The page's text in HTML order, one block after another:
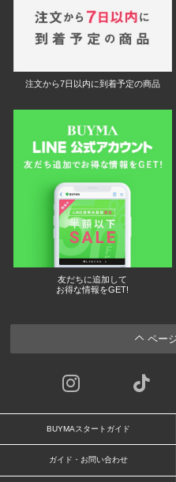
注文から7日以内に到着予定の商品
友だちに追加して
お得な情報をGET!
ペー
BUYMAスタートガイド
ガイド・お問い合わせ